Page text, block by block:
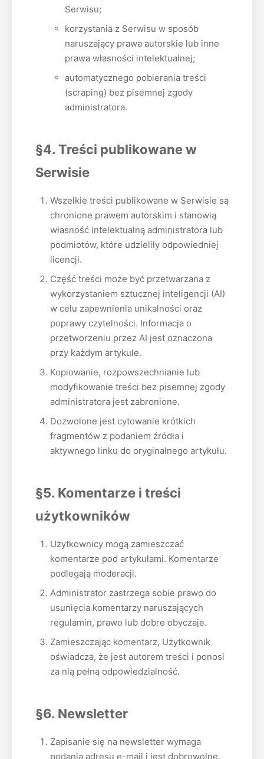
Serwisu;
korzystania z Serwisu w sposób
naruszający prawa autorskie lub inne
prawa własności intelektualnej;
automatycznego pobierania treści
(scraping) bez pisemnej zgody
administratora.
§4. Treści publikowane w
Serwisie
Wszelkie treści publikowane w Serwisie są
chronione prawem autorskim i stanowią
własność intelektualną administratora lub
podmiotów, które udzieliły odpowiedniej
licencji.
Część treści może być przetwarzana z
wykorzystaniem sztucznej inteligencji (AI)
w celu zapewnienia unikalności oraz
poprawy czytelności. Informacja o
przetworzeniu przez AI jest oznaczona
przy każdym artykule.
Kopiowanie, rozpowszechnianie lub
modyfikowanie treści bez pisemnej zgody
administratora jest zabronione.
Dozwolone jest cytowanie krótkich
fragmentów z podaniem źródła i
aktywnego linku do oryginalnego artykułu.
§5. Komentarze i treści
użytkowników
Użytkownicy mogą zamieszczać
komentarze pod artykułami. Komentarze
podlegają moderacji.
Administrator zastrzega sobie prawo do
usunięcia komentarzy naruszających
regulamin, prawo lub dobre obyczaje.
Zamieszczając komentarz, Użytkownik
oświadcza, że jest autorem treści i ponosi
za nią pełną odpowiedzialność.
§6. Newsletter
Zapisanie się na newsletter wymaga
podania adresu e-mail i jest dobrowolne.